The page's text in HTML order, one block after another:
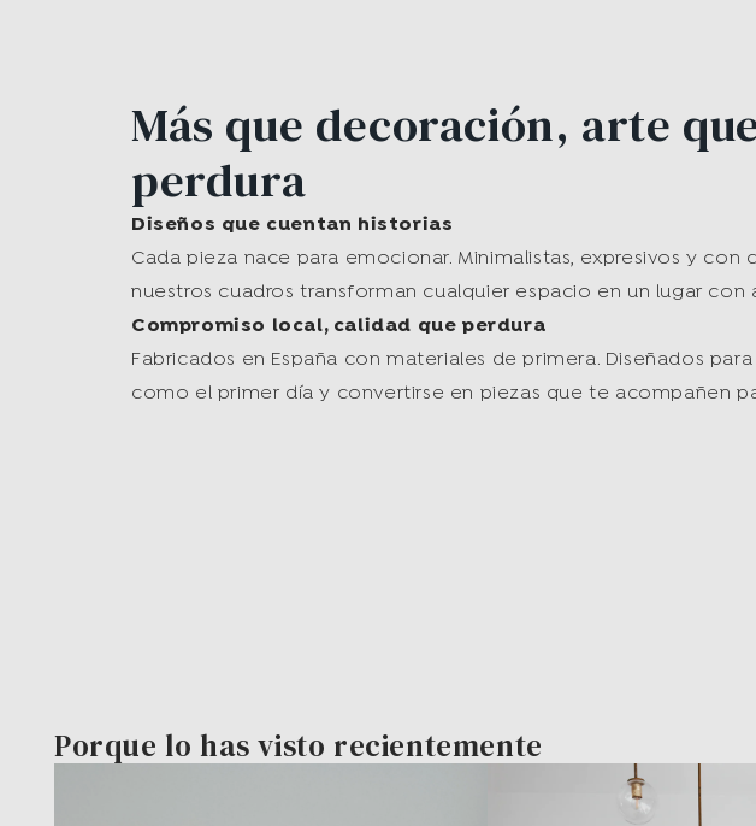
Más que decoración, arte
perdura
Diseños que cuentan historias
Cada pieza nace para emocionar. Minimalistas, expresivos y con
nuestros cuadros transforman cualquier espacio en un lugar con
Compromiso local, calidad que perdura
Fabricados en España con materiales de primera. Diseñados para
como el primer día y convertirse en piezas que te acompañen
Porque lo has visto recientemente